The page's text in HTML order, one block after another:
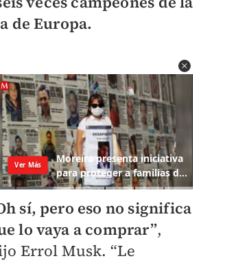
de Europa.
sí, pero eso no significa
lo vaya a comprar”,
Errol Musk. “Le